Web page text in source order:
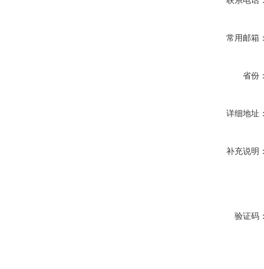
常用邮箱
省份
详细地址
补充说明
验证码